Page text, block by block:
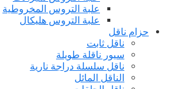
علبة التروس المخروطية
علبة التروس هلیکال
حزام ناقل
ناقل ثابت
سيور ناقلة طويلة
ناقل سلسلة دراجة نارية
الناقل المائل